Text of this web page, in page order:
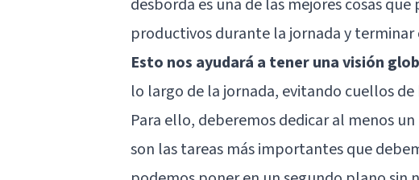
desborda es una de las mejores cosas
productivos durante la jornada y
Esto nos ayudará a tener una visión
lo largo de la jornada, evitando cuellos
Para ello, deberemos dedicar al menos
son las tareas más importantes que